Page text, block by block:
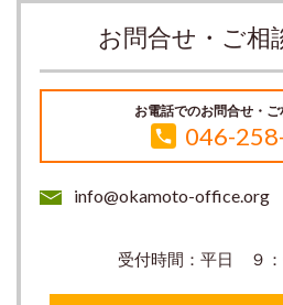
お問合せ・ご相
お電話でのお問合せ・
046-
info@okamoto-office.org
受付時間：平日 ９